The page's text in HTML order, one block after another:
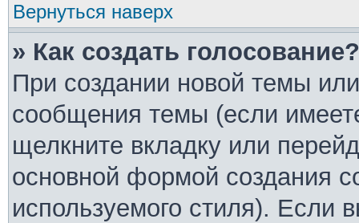
Вернуться наверх
» Как создать голосование?
При создании новой темы
сообщения темы (если
щелкните вкладку или
основной формой создания
используемого стиля). Если